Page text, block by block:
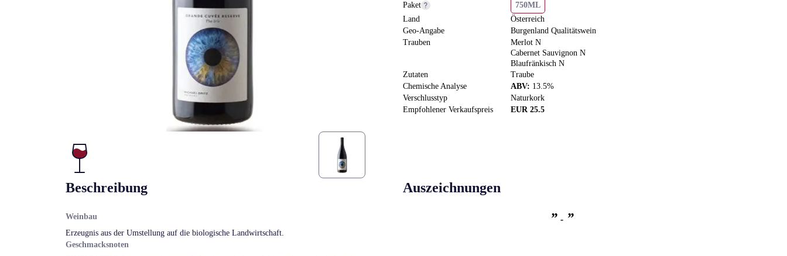
Paket
750ML
Land
Österreich
Geo-Angabe
Burgenland Qualitätswein
Trauben
Merlot N
Cabernet Sauvignon N
Blaufränkisch N
Zutaten
Traube
Chemische Analyse
ABV: 13.5%
Verschlusstyp
Naturkork
Empfohlener Verkaufspreis
EUR 25.5
Beschreibung
Weinbau
Erzeugnis aus der Umstellung auf die biologische Landwirtschaft.
Geschmacksnoten
Auszeichnungen
” - ”